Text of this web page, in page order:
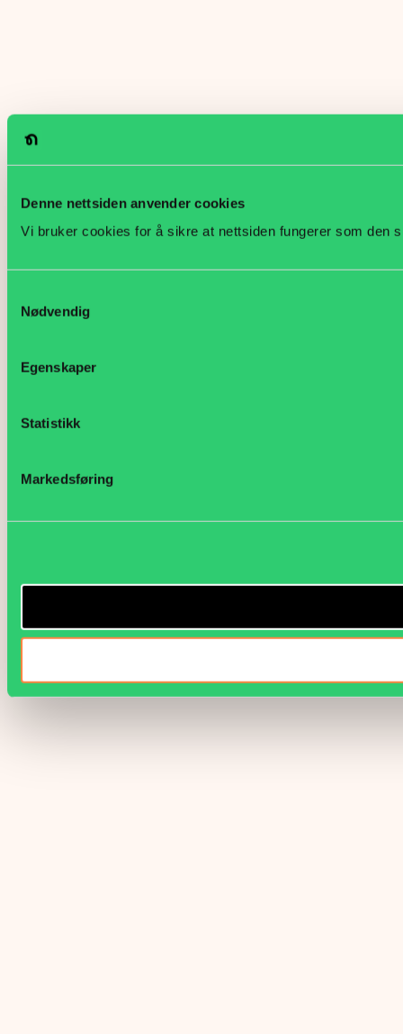
Denne nettsiden anvender cookies
Vi bruker cookies for å sikre at nettsiden fungerer som den
Nødvendig
Egenskaper
Statistikk
Markedsføring